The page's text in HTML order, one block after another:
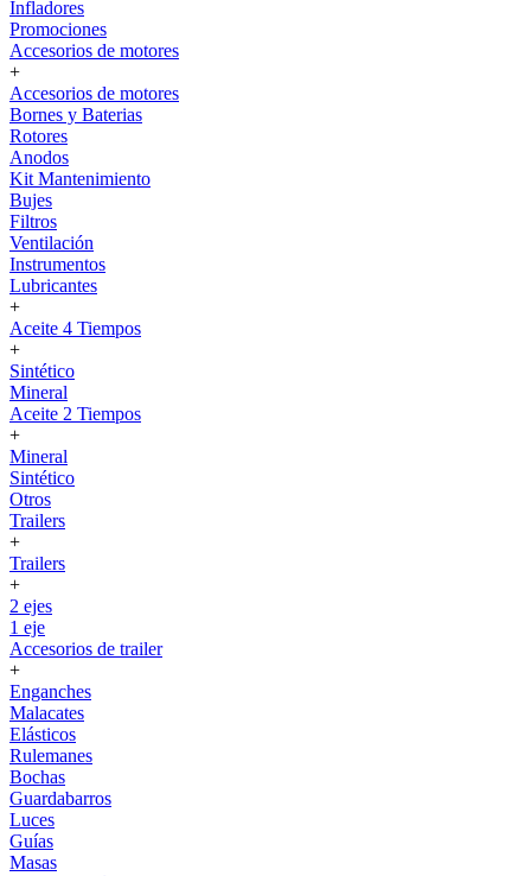
Infladores
Promociones
Accesorios de motores
+
Accesorios de motores
Bornes y Baterias
Rotores
Anodos
Kit Mantenimiento
Bujes
Filtros
Ventilación
Instrumentos
Lubricantes
+
Aceite 4 Tiempos
+
Sintético
Mineral
Aceite 2 Tiempos
+
Mineral
Sintético
Otros
Trailers
+
Trailers
+
2 ejes
1 eje
Accesorios de trailer
+
Enganches
Malacates
Elásticos
Rulemanes
Bochas
Guardabarros
Luces
Guías
Masas